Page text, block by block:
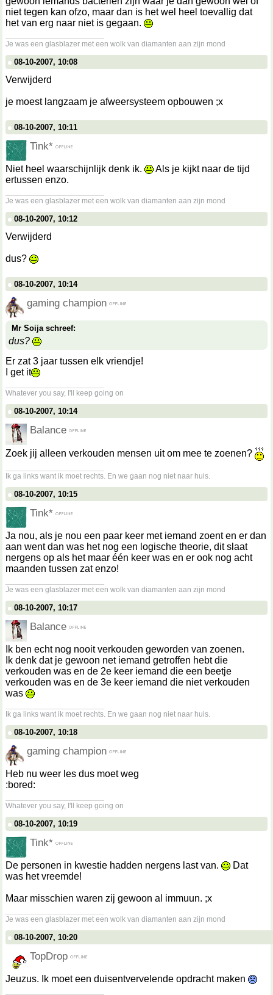
niet tegen kan ofzo, maar dan is het wel heel toevallig dat
het van erg naar niet is gegaan.
Je was een glasblazer met een wolk van diamanten aan zijn mond
08-10-2007, 10:08
Verwijderd
je moest langzaam je afweersysteem opbouwen ;x
08-10-2007, 10:11
Tink*
Niet heel waarschijnlijk denk ik.
Als je kijkt naar de tijd
ertussen enzo.
Je was een glasblazer met een wolk van diamanten aan zijn mond
08-10-2007, 10:12
Verwijderd
dus?
08-10-2007, 10:14
gaming champion
Mr Soija schreef:
dus?
Er zat 3 jaar tussen elk vriendje!
I get it
Whatever you say, I'll keep going on
08-10-2007, 10:14
Balance
Zoek jij alleen verkouden mensen uit om mee te zoenen?
Ik ga links want ik moet rechts. En we gaan nog niet naar huis.
08-10-2007, 10:15
Tink*
Ja nou, als je nou een paar keer met iemand zoent en er dan
aan went dan was het nog een logische theorie, dit slaat
nergens op als het maar één keer was en er ook nog acht
maanden tussen zat enzo!
Je was een glasblazer met een wolk van diamanten aan zijn mond
08-10-2007, 10:17
Balance
Ik ben echt nog nooit verkouden geworden van zoenen.
Ik denk dat je gewoon net iemand getroffen hebt die
verkouden was en de 2e keer iemand die een beetje
verkouden was en de 3e keer iemand die niet verkouden
was
Ik ga links want ik moet rechts. En we gaan nog niet naar huis.
08-10-2007, 10:18
gaming champion
Heb nu weer les dus moet weg
:bored:
Whatever you say, I'll keep going on
08-10-2007, 10:19
Tink*
De personen in kwestie hadden nergens last van.
Dat
was het vreemde!
Maar misschien waren zij gewoon al immuun. ;x
Je was een glasblazer met een wolk van diamanten aan zijn mond
08-10-2007, 10:20
TopDrop
Jeuzus. Ik moet een duisentvervelende opdracht maken